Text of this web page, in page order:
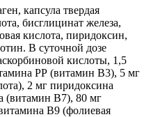
капсула твердая
бисглицинат железа,
кислота, пиридоксин,
В суточной дозе
кислоты, 1,5
РР (витамин В3), 5 мг
2 мг пиридоксина
(витамин В7), 80 мг
В9 (фолиевая